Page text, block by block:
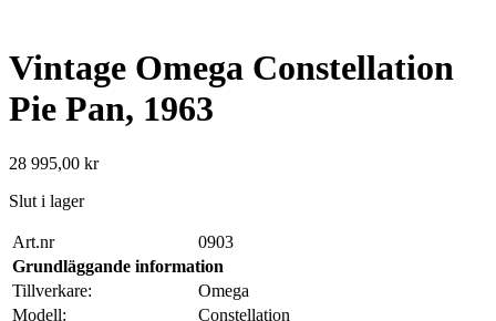
Vintage Omega Constellation
Pie Pan, 1963
28 995,00 kr
Slut i lager
Art.nr
0903
Grundläggande information
Tillverkare:
Omega
Modell:
Constellation